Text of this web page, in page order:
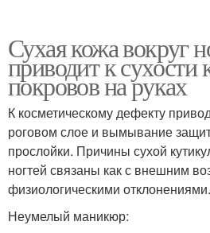
Сухая кожа вокруг
приводит к
покровов на руках
К косметическому дефекту
роговом слое и вымывание
прослойки. Причины сухой
ногтей связаны как с внешним
физиологическими отклонениями.
Неумелый маникюр: